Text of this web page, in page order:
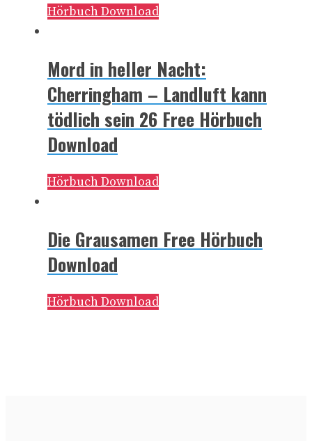
Hörbuch Download
Mord in heller Nacht:
Cherringham – Landluft kann
tödlich sein 26 Free Hörbuch
Download
Hörbuch Download
Die Grausamen Free Hörbuch
Download
Hörbuch Download